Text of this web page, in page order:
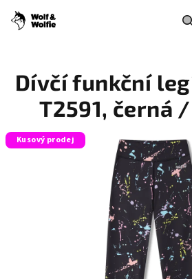
obsah
Dívčí funkční
T2591, černá
Kusový prodej